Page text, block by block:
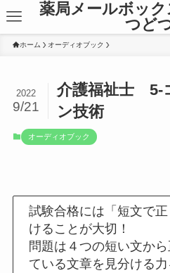
薬局メールボッ
つど
ホーム オーディオブック
介護福祉士 5-
ン技術
2022
9/21
オーディオブック
試験合格には「短文で
けることが大切！
問題は４つの短い文か
ている文章を見分ける